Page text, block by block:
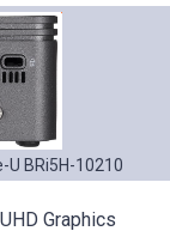
U BRi5H-10210
Graphics